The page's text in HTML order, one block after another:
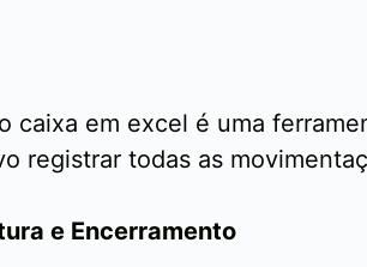
caixa em excel é uma
registrar todas as
e Encerramento